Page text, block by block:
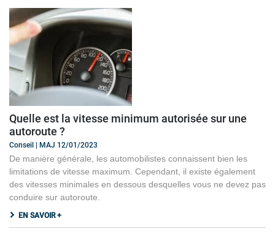
Quelle est la vitesse minimum autorisée sur une
autoroute ?
Conseil | MAJ 12/01/2023
De manière générale, les automobilistes connaissent bien les
limitations de vitesse maximum. Cependant, il existe également
des vitesses minimales en dessous desquelles vous ne devez pas
conduire sur autoroute.
EN SAVOIR +